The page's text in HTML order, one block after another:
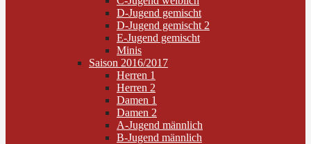
D-Jugend gemischt
D-Jugend gemischt 2
E-Jugend gemischt
Minis
Saison 2016/2017
Herren 1
Herren 2
Damen 1
Damen 2
A-Jugend männlich
B-Jugend männlich